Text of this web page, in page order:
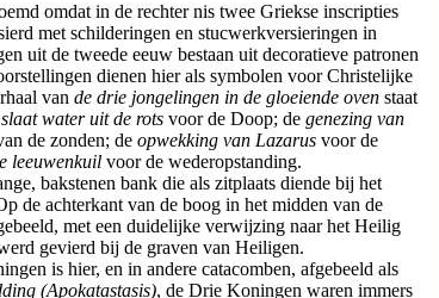
omdat in de rechter nis twee Griekse inscripties
met schilderingen en stucwerkversieringen in
uit de tweede eeuw bestaan uit decoratieve patronen
dienen hier als symbolen voor Christelijke
van de drie jongelingen in de gloeiende oven staat
water uit de rots voor de Doop; de genezing van
de zonden; de opwekking van Lazarus voor de
leeuwenkuil voor de wederopstanding.
bakstenen bank die als zitplaats diende bij het
de achterkant van de boog in het midden van de
met een duidelijke verwijzing naar het Heilig
gevierd bij de graven van Heiligen.
is hier, en in andere catacomben, afgebeeld als
(Apokatastasis), de Drie Koningen waren immers